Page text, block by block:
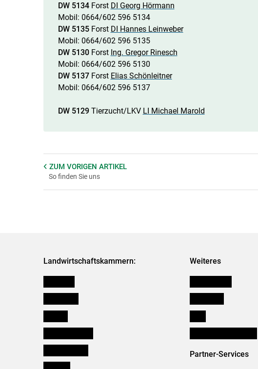
DW 5134 Forst DI Georg Hörmann
Mobil: 0664/602 596 5134
DW 5135 Forst DI Hannes Leinweber
Mobil: 0664/602 596 5135
DW 5130 Forst Ing. Gregor Rinesch
Mobil: 0664/602 596 5130
DW 5137 Forst Elias Schönleitner
Mobil: 0664/602 596 5137
DW 5129 Tierzucht/LKV LI Michael Marold
ZUM VORIGEN ARTIKEL
So finden Sie uns
Landwirtschaftskammern: Weiteres
Partner-Services